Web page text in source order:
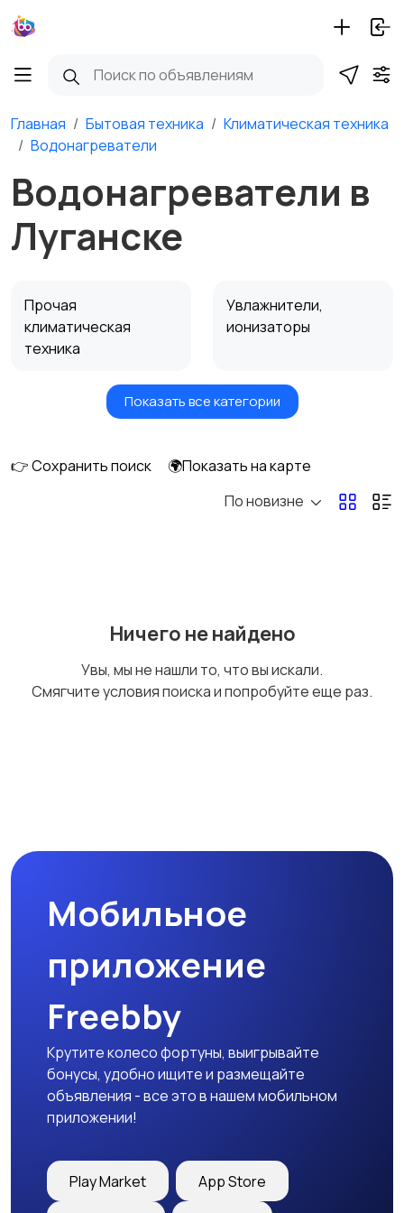
Главная Бытовая техника
Климатическая техника
Водонагреватели
Водонагреватели в
Луганске
Прочая
климатическая
техника
Увлажнители,
ионизаторы
Вентиляторы Обогреватели
Кондиционеры и
Показать все категории
👉 Сохранить поиск
🌍Показать на карте
По новизне
Ничего не найдено
Увы, мы не нашли то, что вы искали.
Смягчите условия поиска и попробуйте еще раз.
Мобильное
приложение
Freebby
Крутите колесо фортуны, выигрывайте
бонусы, удобно ищите и размещайте
объявления - все это в нашем мобильном
приложении!
Play Market App Store